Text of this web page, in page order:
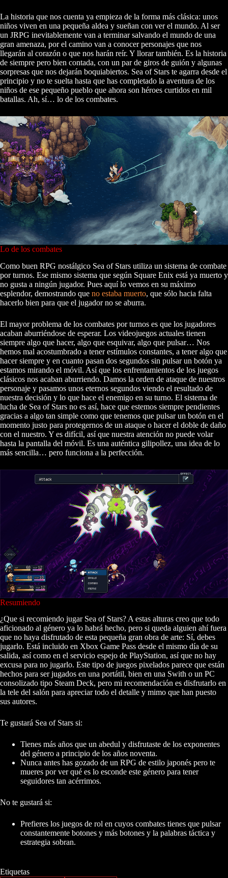
La historia que nos cuenta ya empieza de la forma más clásica: unos
niños viven en una pequeña aldea y sueñan con ver el mundo. Al ser
un JRPG inevitablemente van a terminar salvando el mundo de una
gran amenaza, por el camino van a conocer personajes que nos
llegarán al corazón o que nos harán reír. Y llorar también. Es la historia
de siempre pero bien contada, con un par de giros de guión y algunas
sorpresas que nos dejarán boquiabiertos. Sea of Stars te agarra desde el
principio y no te suelta hasta que has completado la aventura de los
niños de ese pequeño pueblo que ahora son héroes curtidos en mil
batallas. Ah, sí… lo de los combates.
Lo de los combates
Como buen RPG nostálgico Sea of Stars utiliza un sistema de combate
por turnos. Ese mismo sistema que según Square Enix está ya muerto y
no gusta a ningún jugador. Pues aquí lo vemos en su máximo
esplendor, demostrando que no estaba muerto, que sólo hacia falta
hacerlo bien para que el jugador no se aburra.
El mayor problema de los combates por turnos es que los jugadores
acaban aburriéndose de esperar. Los videojuegos actuales tienen
siempre algo que hacer, algo que esquivar, algo que pulsar… Nos
hemos mal acostumbrado a tener estímulos constantes, a tener algo que
hacer siempre y en cuanto pasan dos segundos sin pulsar un botón ya
estamos mirando el móvil. Así que los enfrentamientos de los juegos
clásicos nos acaban aburriendo. Damos la orden de ataque de nuestros
personaje y pasamos unos eternos segundos viendo el resultado de
nuestra decisión y lo que hace el enemigo en su turno. El sistema de
lucha de Sea of Stars no es así, hace que estemos siempre pendientes
gracias a algo tan simple como que tenemos que pulsar un botón en el
momento justo para protegernos de un ataque o hacer el doble de daño
con el nuestro. Y es difícil, así que nuestra atención no puede volar
hasta la pantalla del móvil. Es una auténtica gilipollez, una idea de lo
más sencilla… pero funciona a la perfección.
Resumiendo
¿Que si recomiendo jugar Sea of Stars? A estas alturas creo que todo
aficionado al género ya lo habrá hecho, pero si queda alguien ahí fuera
que no haya disfrutado de esta pequeña gran obra de arte: Sí, debes
jugarlo. Está incluido en Xbox Game Pass desde el mismo día de su
salida, así como en el servicio espejo de PlayStation, así que no hay
excusa para no jugarlo. Este tipo de juegos pixelados parece que están
hechos para ser jugados en una portátil, bien en una Swith o un PC
consolizado tipo Steam Deck, pero mi recomendación es disfrutarlo en
la tele del salón para apreciar todo el detalle y mimo que han puesto
sus autores.
Te gustará Sea of Stars si:
Tienes más años que un abedul y disfrutaste de los exponentes
del género a principio de los años noventa.
Nunca antes has gozado de un RPG de estilo japonés pero te
mueres por ver qué es lo esconde este género para tener
seguidores tan acérrimos.
No te gustará si:
Prefieres los juegos de rol en cuyos combates tienes que pulsar
constantemente botones y más botones y la palabras táctica y
estrategia sobran.
Etiquetas